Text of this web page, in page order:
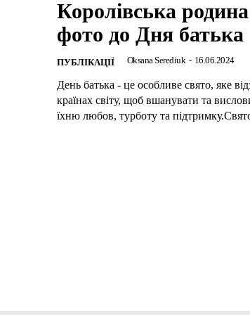
Королівська
фото до Дня батька
ПУБЛІКАЦІЇ Oksana Serediuk - 16.06.2024
День батька - це особливе свято, яке
країнах світу, щоб вшанувати та
їхню любов, турботу та